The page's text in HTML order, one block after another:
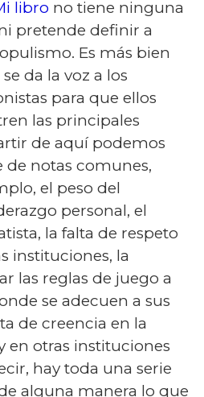
libro no tiene ninguna
pretende definir a
Es más bien
da la voz a los
para que ellos
las principales
de aquí podemos
de notas comunes,
el peso del
personal, el
la falta de respeto
instituciones, la
las reglas de juego a
se adecuen a sus
de creencia en la
en otras instituciones
hay toda una serie
alguna manera lo que